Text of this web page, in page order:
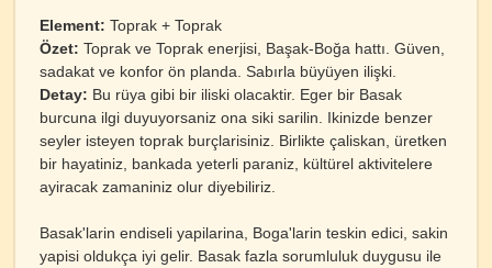
Element: Toprak + Toprak
Özet: Toprak ve Toprak enerjisi, Başak-Boğa hattı. Güven,
sadakat ve konfor ön planda. Sabırla büyüyen ilişki.
Detay: Bu rüya gibi bir iliski olacaktir. Eger bir Basak
burcuna ilgi duyuyorsaniz ona siki sarilin. Ikinizde benzer
seyler isteyen toprak burçlarisiniz. Birlikte çaliskan, üretken
bir hayatiniz, bankada yeterli paraniz, kültürel aktivitelere
ayiracak zamaniniz olur diyebiliriz.
Basak'larin endiseli yapilarina, Boga'larin teskin edici, sakin
yapisi oldukça iyi gelir. Basak fazla sorumluluk duygusu ile